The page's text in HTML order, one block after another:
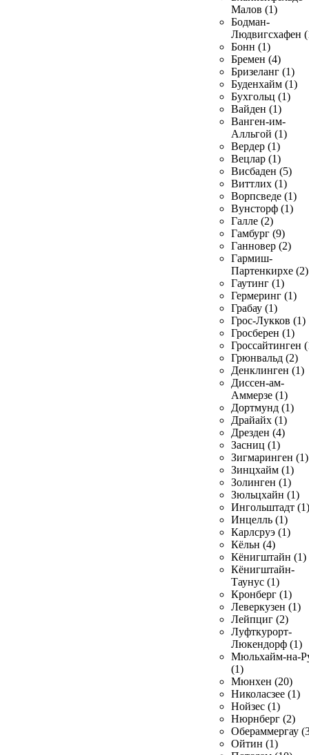
Малов (1)
Бодман-
Людвигсхафен
Бонн (1)
Бремен (4)
Бризеланг (1)
Буденхайм (1)
Бухгольц (1)
Вайден (1)
Ванген-им-
Алльгой (1)
Вердер (1)
Вецлар (1)
Висбаден (5)
Виттлих (1)
Ворпсведе (1)
Вунсторф (1)
Галле (2)
Гамбург (9)
Ганновер (2)
Гармиш-
Партенкирхе (2)
Гаутинг (1)
Гермеринг (1)
Грабау (1)
Грос-Лукков (1)
Гросберен (1)
Гроссайтинген
Грюнвальд (2)
Денклинген (1)
Диссен-ам-
Аммерзе (1)
Дортмунд (1)
Драйайх (1)
Дрезден (4)
Засниц (1)
Зигмаринген (1)
Зинцхайм (1)
Золинген (1)
Зюльцхайн (1)
Ингольштадт (1)
Инцелль (1)
Карлсруэ (1)
Кёльн (4)
Кёнигштайн (1)
Кёнигштайн-
Таунус (1)
Кронберг (1)
Леверкузен (1)
Лейпциг (2)
Луфткурорт-
Люкендорф (1)
Мюльхайм-на-
(1)
Мюнхен (20)
Николасзее (1)
Нойзес (1)
Нюрнберг (2)
Обераммергау
Ойтин (1)